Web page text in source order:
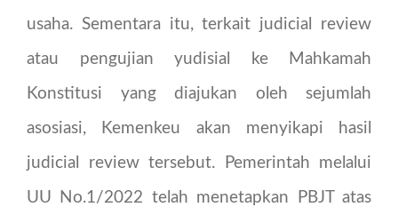
usaha. Sementara itu, terkait judicial review
atau pengujian yudisial ke Mahkamah
Konstitusi yang diajukan oleh sejumlah
asosiasi, Kemenkeu akan menyikapi hasil
judicial review tersebut. Pemerintah melalui
UU No.1/2022 telah menetapkan PBJT atas